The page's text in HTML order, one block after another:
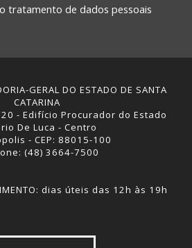
tratamento de dados pessoais
GERAL DO ESTADO DE SANTA
CATARINA
- Edifício Procurador do Estado
De Luca - Centro
- CEP: 88015-100
(48) 3664-7500
dias úteis das 12h às 19h